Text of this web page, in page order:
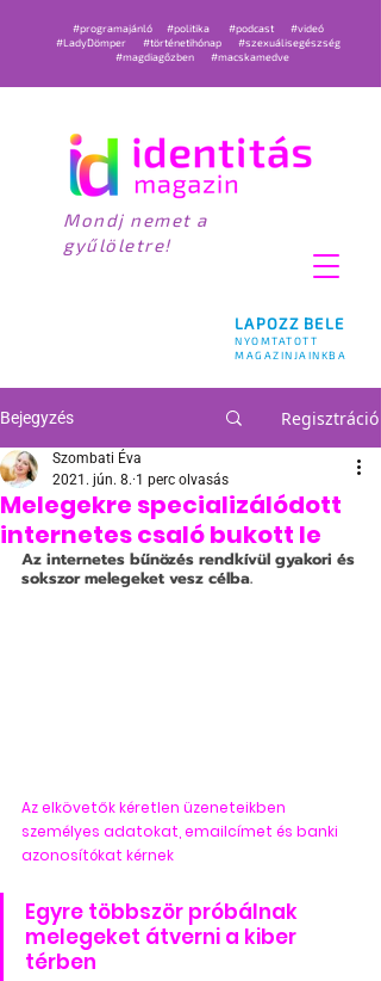
LAPOZZ BELE
NYOMTATOTT
MAGAZINJAINKBA
#programajánló #politika #podcast
#videó
#LadyDömper
#történetihónap
#szexuálisegészség
#magdiagőzben
#macskamedve
Mondj nemet a
gyűlöletre!
Bejegyzés Regisztráció
Melegekre specializálódott
internetes csaló bukott le
Szombati Éva
2021. jún. 8. 1 perc olvasás
Az internetes bűnözés rendkívül gyakori és
sokszor melegeket vesz célba.
Az elkövetők kéretlen üzeneteikben
személyes adatokat, emailcímet és banki
azonosítókat kérnek
Egyre többször próbálnak
melegeket átverni a kiber
térben